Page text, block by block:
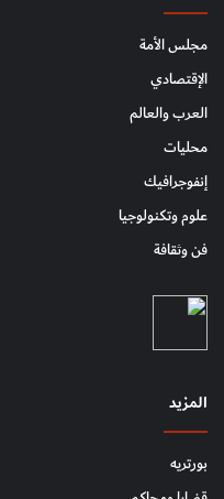
مجلس الأمة
الإقتصادي
العرب والعالم
محليات
إنفوجرافيك
علوم وتكنولوجيا
فن وثقافة
المزيد
بورتريه